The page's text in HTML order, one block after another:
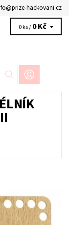
@prize-hackovani.cz
0 ks / 0 Kč